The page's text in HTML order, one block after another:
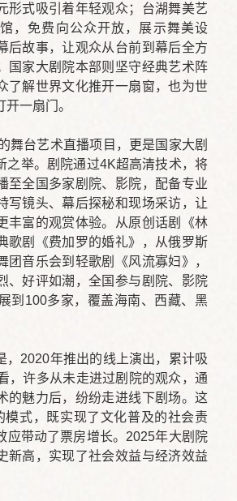
形式吸引着年轻观众；台湖舞美艺
，免费向公众开放，展示舞美设
后故事，让观众从台前到幕后全方
国家大剧院本部则坚守经典艺术阵
了解世界文化推开一扇窗，也为世
一扇门。
舞台艺术直播项目，更是国家大剧
之举。剧院通过4K超高清技术，将
至全国多家剧院、影院，配备专业
写镜头、幕后探秘和现场采访，让
丰富的观赏体验。从原创话剧《林
歌剧《费加罗的婚礼》，从俄罗斯
团音乐会到轻歌剧《风流寡妇》，
、好评如潮，全国参与剧院、影院
到100多家，覆盖海南、西藏、黑
，2020年推出的线上演出，累计吸
，许多从未走进过剧院的观众，通
的魅力后，纷纷走进线下剧场。这
模式，既实现了文化普及的社会责
应带动了票房增长。2025年大剧院
新高，实现了社会效益与经济效益